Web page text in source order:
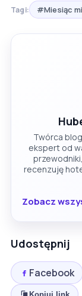
Tagi: #Miesiąc
Twórca
ekspert od
recenzuję
Zobacz
Udostępnij
Facebook